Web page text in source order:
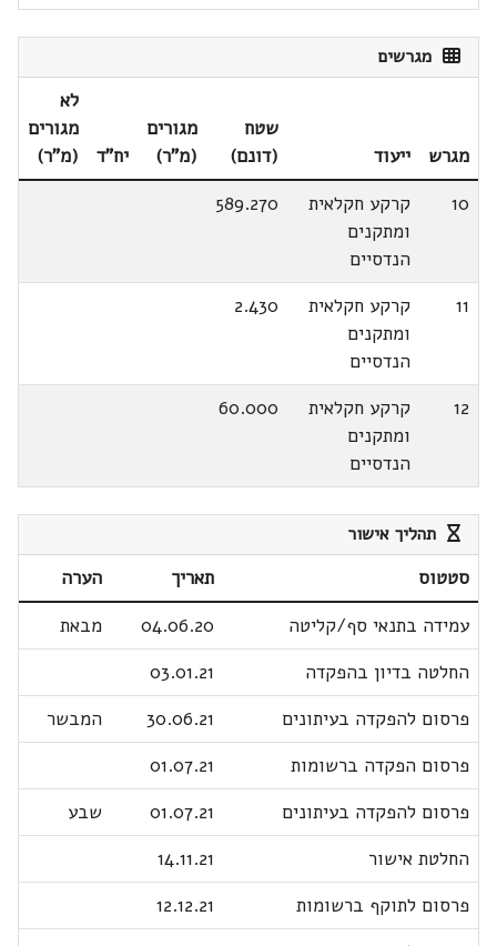
מגרשים
מגרש ייעוד
שטח
(דונם)
מגורים
(מ"ר)
יח"ד
לא
מגורים
(מ"ר)
10
קרקע חקלאית
ומתקנים
הנדסיים
589.270
11
קרקע חקלאית
ומתקנים
הנדסיים
2.430
12
קרקע חקלאית
ומתקנים
הנדסיים
60.000
תהליך אישור
סטטוס תאריך
הערה
עמידה בתנאי סף/קליטה
04.06.20
מבאת
החלטה בדיון בהפקדה
03.01.21
פרסום להפקדה בעיתונים
30.06.21
המבשר
פרסום הפקדה ברשומות
01.07.21
פרסום להפקדה בעיתונים
01.07.21
שבע
החלטת אישור
14.11.21
פרסום לתוקף ברשומות
12.12.21